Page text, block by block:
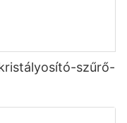
szűrő-